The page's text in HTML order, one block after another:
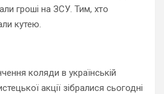
гроші на ЗСУ. Тим, хто
кутею.
коляди в українській
акції зібралися сьогодні